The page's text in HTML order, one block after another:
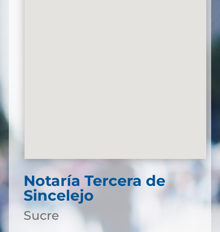
Notaría Tercera de
Sincelejo
Sucre